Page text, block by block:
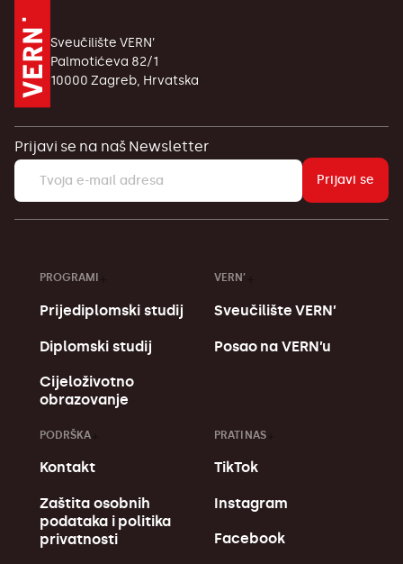
Sveučilište VERN’
Palmotićeva 82/1
10000 Zagreb, Hrvatska
Prijavi se na naš Newsletter
Prijavi se
PROGRAMI
Prijediplomski studij
Diplomski studij
Cijeloživotno
obrazovanje
VERN’
Sveučilište VERN’
Posao na VERN’u
PODRŠKA
Kontakt
Zaštita osobnih
podataka i politika
privatnosti
PRATI NAS
TikTok
Instagram
Facebook